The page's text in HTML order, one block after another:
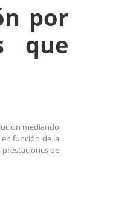
por
que
mediando
función de la
de